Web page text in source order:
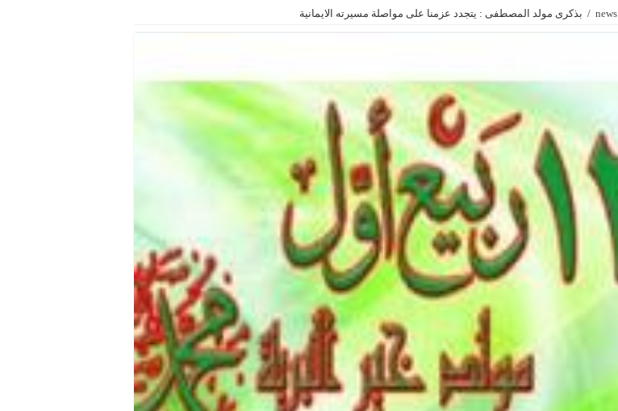
news
/ بذكرى مولد المصطفى : يتجدد عزمنا على مواصلة مسيرته الايمانية